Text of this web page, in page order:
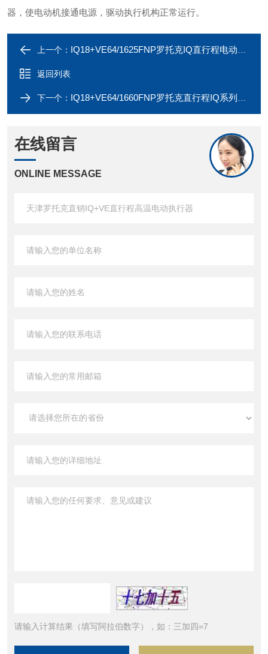
器，使电动机接通电源，驱动执行机构正常运行。
上一个： IQ18+VE64/1625FNP罗托克IQ直行程电动执行机构
返回列表
下一个： IQ18+VE64/1660FNP罗托克直行程IQ系列电动执行器
在线留言
ONLINE MESSAGE
请输入计算结果（填写阿拉伯数字），如：三加四=7